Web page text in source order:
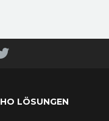
LÖSUNGEN